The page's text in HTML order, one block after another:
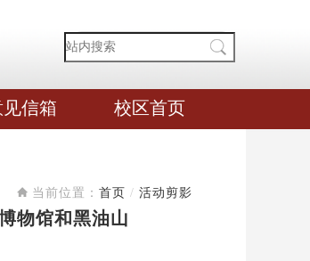
信箱 校区首页
当前位置： 首页 / 活动剪影
物馆和黑油山